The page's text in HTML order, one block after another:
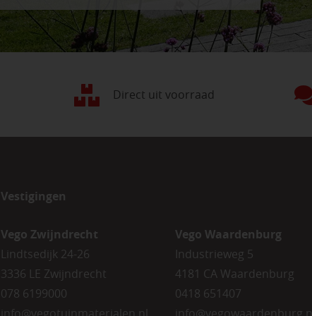
Direct uit voorraad
Vestigingen
Vego Zwijndrecht
Lindtsedijk 24-26
3336 LE Zwijndrecht
078 6199000
Vego Waardenburg
Industrieweg 5
4181 CA Waardenburg
0418 651407